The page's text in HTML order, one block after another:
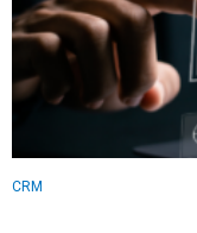
CRM